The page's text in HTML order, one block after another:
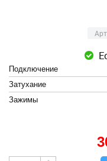
Подключение
Затухание
Зажимы